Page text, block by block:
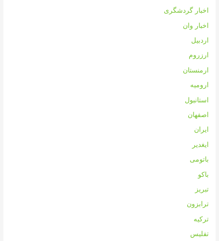
اخبار گردشگری
اخبار وان
اردبیل
ارزروم
ارمنستان
ارومیه
استانبول
اصفهان
ایران
ایغدیر
باتومی
باکو
تبریز
ترابزون
ترکیه
تفلیس